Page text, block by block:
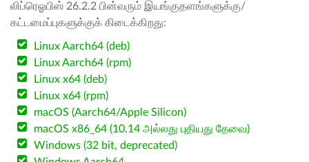
லிப்ரெஓபிஸ் 26.2.2 பின்வரும் இயங்குதளங்களுக்கு/
கட்டமைப்புகளுக்குக் கிடைக்கிறது:
Linux Aarch64 (deb)
Linux Aarch64 (rpm)
Linux x64 (deb)
Linux x64 (rpm)
macOS (Aarch64/Apple Silicon)
macOS x86_64 (10.14 அல்லது புதியது தேவை)
Windows (32 bit, deprecated)